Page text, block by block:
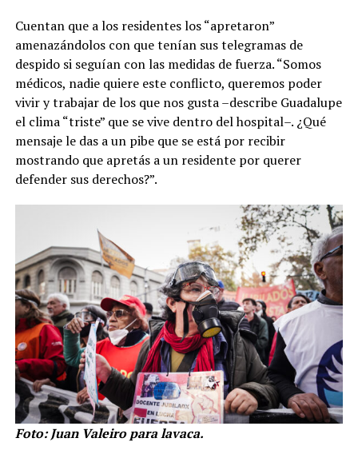
Cuentan que a los residentes los “apretaron”
amenazándolos con que tenían sus telegramas de
despido si seguían con las medidas de fuerza. “Somos
médicos, nadie quiere este conflicto, queremos poder
vivir y trabajar de los que nos gusta –describe Guadalupe
el clima “triste” que se vive dentro del hospital–. ¿Qué
mensaje le das a un pibe que se está por recibir
mostrando que apretás a un residente por querer
defender sus derechos?”.
Foto: Juan Valeiro para lavaca.